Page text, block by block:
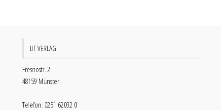
LIT VERLAG
Fresnostr. 2
48159 Münster
Telefon: 0251 62032 0